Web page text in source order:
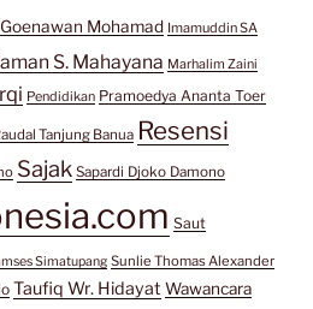
Goenawan Mohamad Imamuddin SA
S. Mahayana Marhalim Zaini
Pendidikan Pramoedya Ananta Toer
Tanjung Banua Resensi
Sajak Sapardi Djoko Damono
Saut
Simatupang Sunlie Thomas Alexander
Taufiq Wr. Hidayat Wawancara